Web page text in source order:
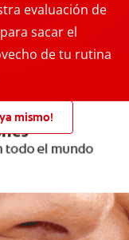
evaluación de
sacar el
de tu rutina
mismo!